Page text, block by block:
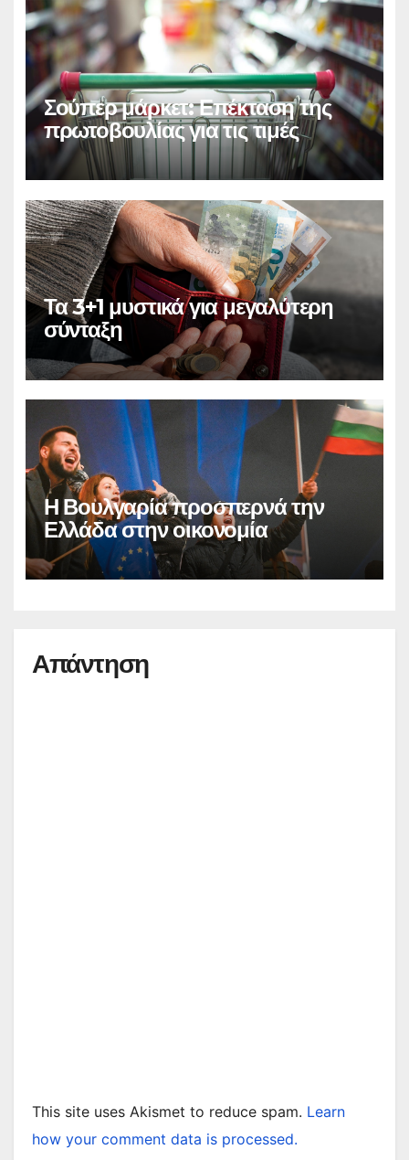
Σούπερ μάρκετ: Επέκταση της
πρωτοβουλίας για τις τιμές
Τα 3+1 μυστικά για μεγαλύτερη
σύνταξη
Η Βουλγαρία προσπερνά την
Ελλάδα στην οικονομία
Απάντηση
This site uses Akismet to reduce spam. Learn
how your comment data is processed.